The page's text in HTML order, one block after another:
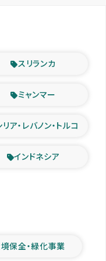
スリランカ
ミャンマー
リア・レバノン・トルコ
インドネシア
保全・緑化事業